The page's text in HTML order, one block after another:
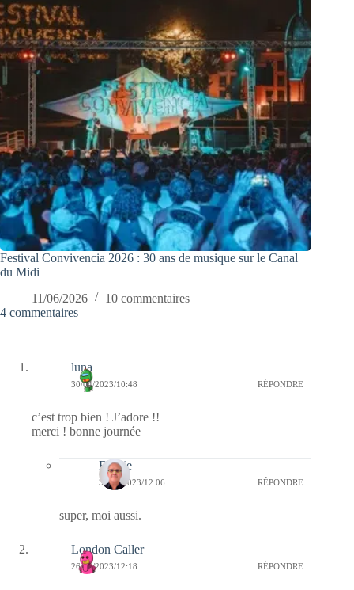
Festival Convivencia 2026 : 30 ans de musique sur le Canal
du Midi
11/06/2026
10 commentaires
4 commentaires
luna
30/04/2023/10:48 RÉPONDRE
c’est trop bien ! J’adore !!
merci ! bonne journée
Bernie
30/04/2023/12:06 RÉPONDRE
super, moi aussi.
London Caller
26/04/2023/12:18 RÉPONDRE